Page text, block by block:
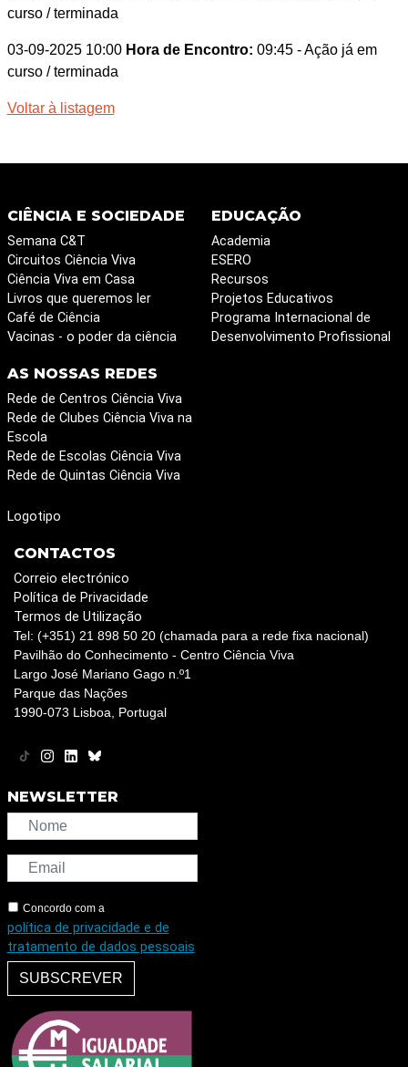
curso / terminada
03-09-2025 10:00 Hora de Encontro: 09:45 - Ação já em
curso / terminada
Voltar à listagem
CIÊNCIA E SOCIEDADE
Semana C&T
Circuitos Ciência Viva
Ciência Viva em Casa
Livros que queremos ler
Café de Ciência
Vacinas - o poder da ciência
EDUCAÇÃO
Academia
ESERO
Recursos
Projetos Educativos
Programa Internacional de
Desenvolvimento Profissional
AS NOSSAS REDES
Rede de Centros Ciência Viva
Rede de Clubes Ciência Viva na
Escola
Rede de Escolas Ciência Viva
Rede de Quintas Ciência Viva
Logotipo
CONTACTOS
Correio electrónico
Política de Privacidade
Termos de Utilização
Tel: (+351) 21 898 50 20 (chamada para a rede fixa nacional)
Pavilhão do Conhecimento - Centro Ciência Viva
Largo José Mariano Gago n.º1
Parque das Nações
1990-073 Lisboa, Portugal
NEWSLETTER
Concordo com a
política de privacidade e de
tratamento de dados pessoais
SUBSCREVER